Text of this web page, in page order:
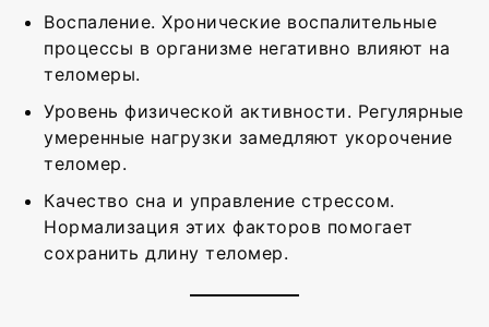
Воспаление. Хронические воспалительные
процессы в организме негативно влияют на
теломеры.
Уровень физической активности. Регулярные
умеренные нагрузки замедляют укорочение
теломер.
Качество сна и управление стрессом.
Нормализация этих факторов помогает
сохранить длину теломер.